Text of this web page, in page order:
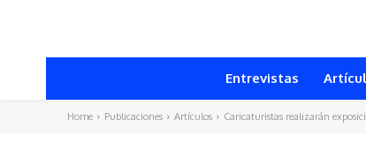
Entrevistas
Home Publicaciones Artículos Caricaturistas realizarán